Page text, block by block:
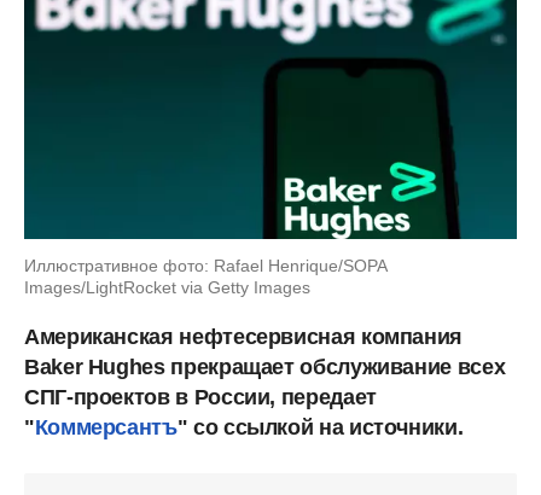
Иллюстративное фото: Rafael Henrique/SOPA
Images/LightRocket via Getty Images
Американская нефтесервисная компания
Baker Hughes прекращает обслуживание всех
СПГ-проектов в России, передает
"Коммерсантъ" со ссылкой на источники.